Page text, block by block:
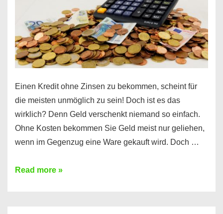
erfahren
Sie
es
Einen Kredit ohne Zinsen zu bekommen, scheint für
die meisten unmöglich zu sein! Doch ist es das
wirklich? Denn Geld verschenkt niemand so einfach.
Ohne Kosten bekommen Sie Geld meist nur geliehen,
wenn im Gegenzug eine Ware gekauft wird. Doch …
Einen
Read more »